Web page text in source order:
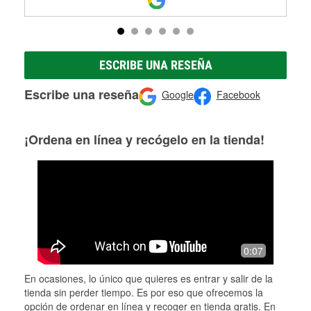
ESCRIBE UNA RESEÑA
Escribe una reseña Google Facebook
¡Ordena en línea y recógelo en la tienda!
0:07
En ocasiones, lo único que quieres es entrar y salir de la
tienda sin perder tiempo. Es por eso que ofrecemos la
opción de ordenar en línea y recoger en tienda gratis. En